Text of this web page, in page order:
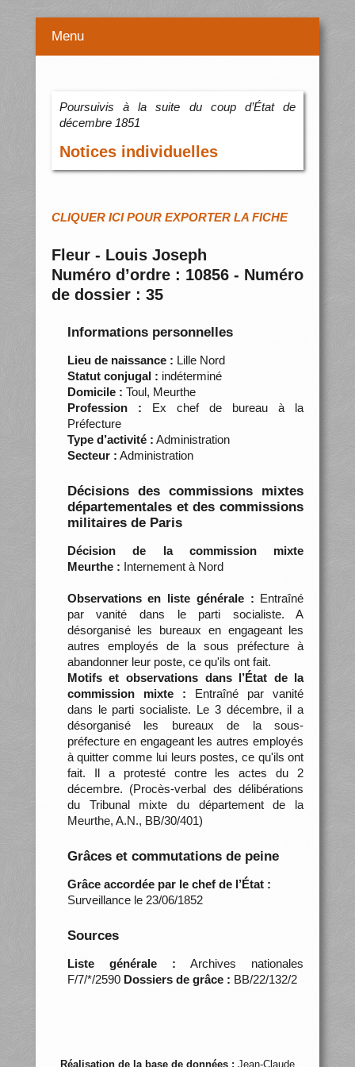
Menu
Poursuivis à la suite du coup d’État de
décembre 1851
Notices individuelles
CLIQUER ICI POUR EXPORTER LA FICHE
Fleur - Louis Joseph
Numéro d’ordre : 10856 - Numéro
de dossier : 35
Informations personnelles
Lieu de naissance : Lille Nord
Statut conjugal : indéterminé
Domicile : Toul, Meurthe
Profession : Ex chef de bureau à la
Préfecture
Type d’activité : Administration
Secteur : Administration
Décisions des commissions mixtes
départementales et des commissions
militaires de Paris
Décision de la commission mixte
Meurthe : Internement à Nord
Observations en liste générale : Entraîné
par vanité dans le parti socialiste. A
désorganisé les bureaux en engageant les
autres employés de la sous préfecture à
abandonner leur poste, ce qu'ils ont fait.
Motifs et observations dans l’État de la
commission mixte : Entraîné par vanité
dans le parti socialiste. Le 3 décembre, il a
désorganisé les bureaux de la sous-
préfecture en engageant les autres employés
à quitter comme lui leurs postes, ce qu'ils ont
fait. Il a protesté contre les actes du 2
décembre. (Procès-verbal des délibérations
du Tribunal mixte du département de la
Meurthe, A.N., BB/30/401)
Grâces et commutations de peine
Grâce accordée par le chef de l’État :
Surveillance le 23/06/1852
Sources
Liste générale : Archives nationales
F/7/*/2590 Dossiers de grâce : BB/22/132/2
Réalisation de la base de données : Jean-Claude